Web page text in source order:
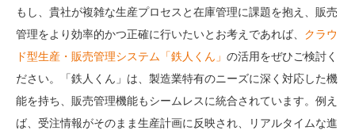
もし、貴社が複雑な生産プロセスと在庫管理に課題を抱え、販売
管理をより効率的かつ正確に行いたいとお考えであれば、 クラウ
ド型生産・販売管理システム「鉄人くん」 の活用をぜひご検討く
ださい。「鉄人くん」は、製造業特有のニーズに深く対応した機
能を持ち、販売管理機能もシームレスに統合されています。例え
ば、受注情報がそのまま生産計画に反映され、リアルタイムな進